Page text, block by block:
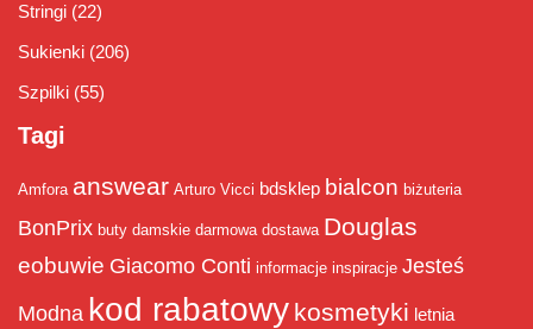
Stringi (22)
Sukienki (206)
Szpilki (55)
Tagi
Amfora answear Arturo Vicci bdsklep bialcon biżuteria
BonPrix buty damskie darmowa dostawa Douglas
eobuwie Giacomo Conti informacje inspiracje Jesteś
Modna kod rabatowy kosmetyki letnia